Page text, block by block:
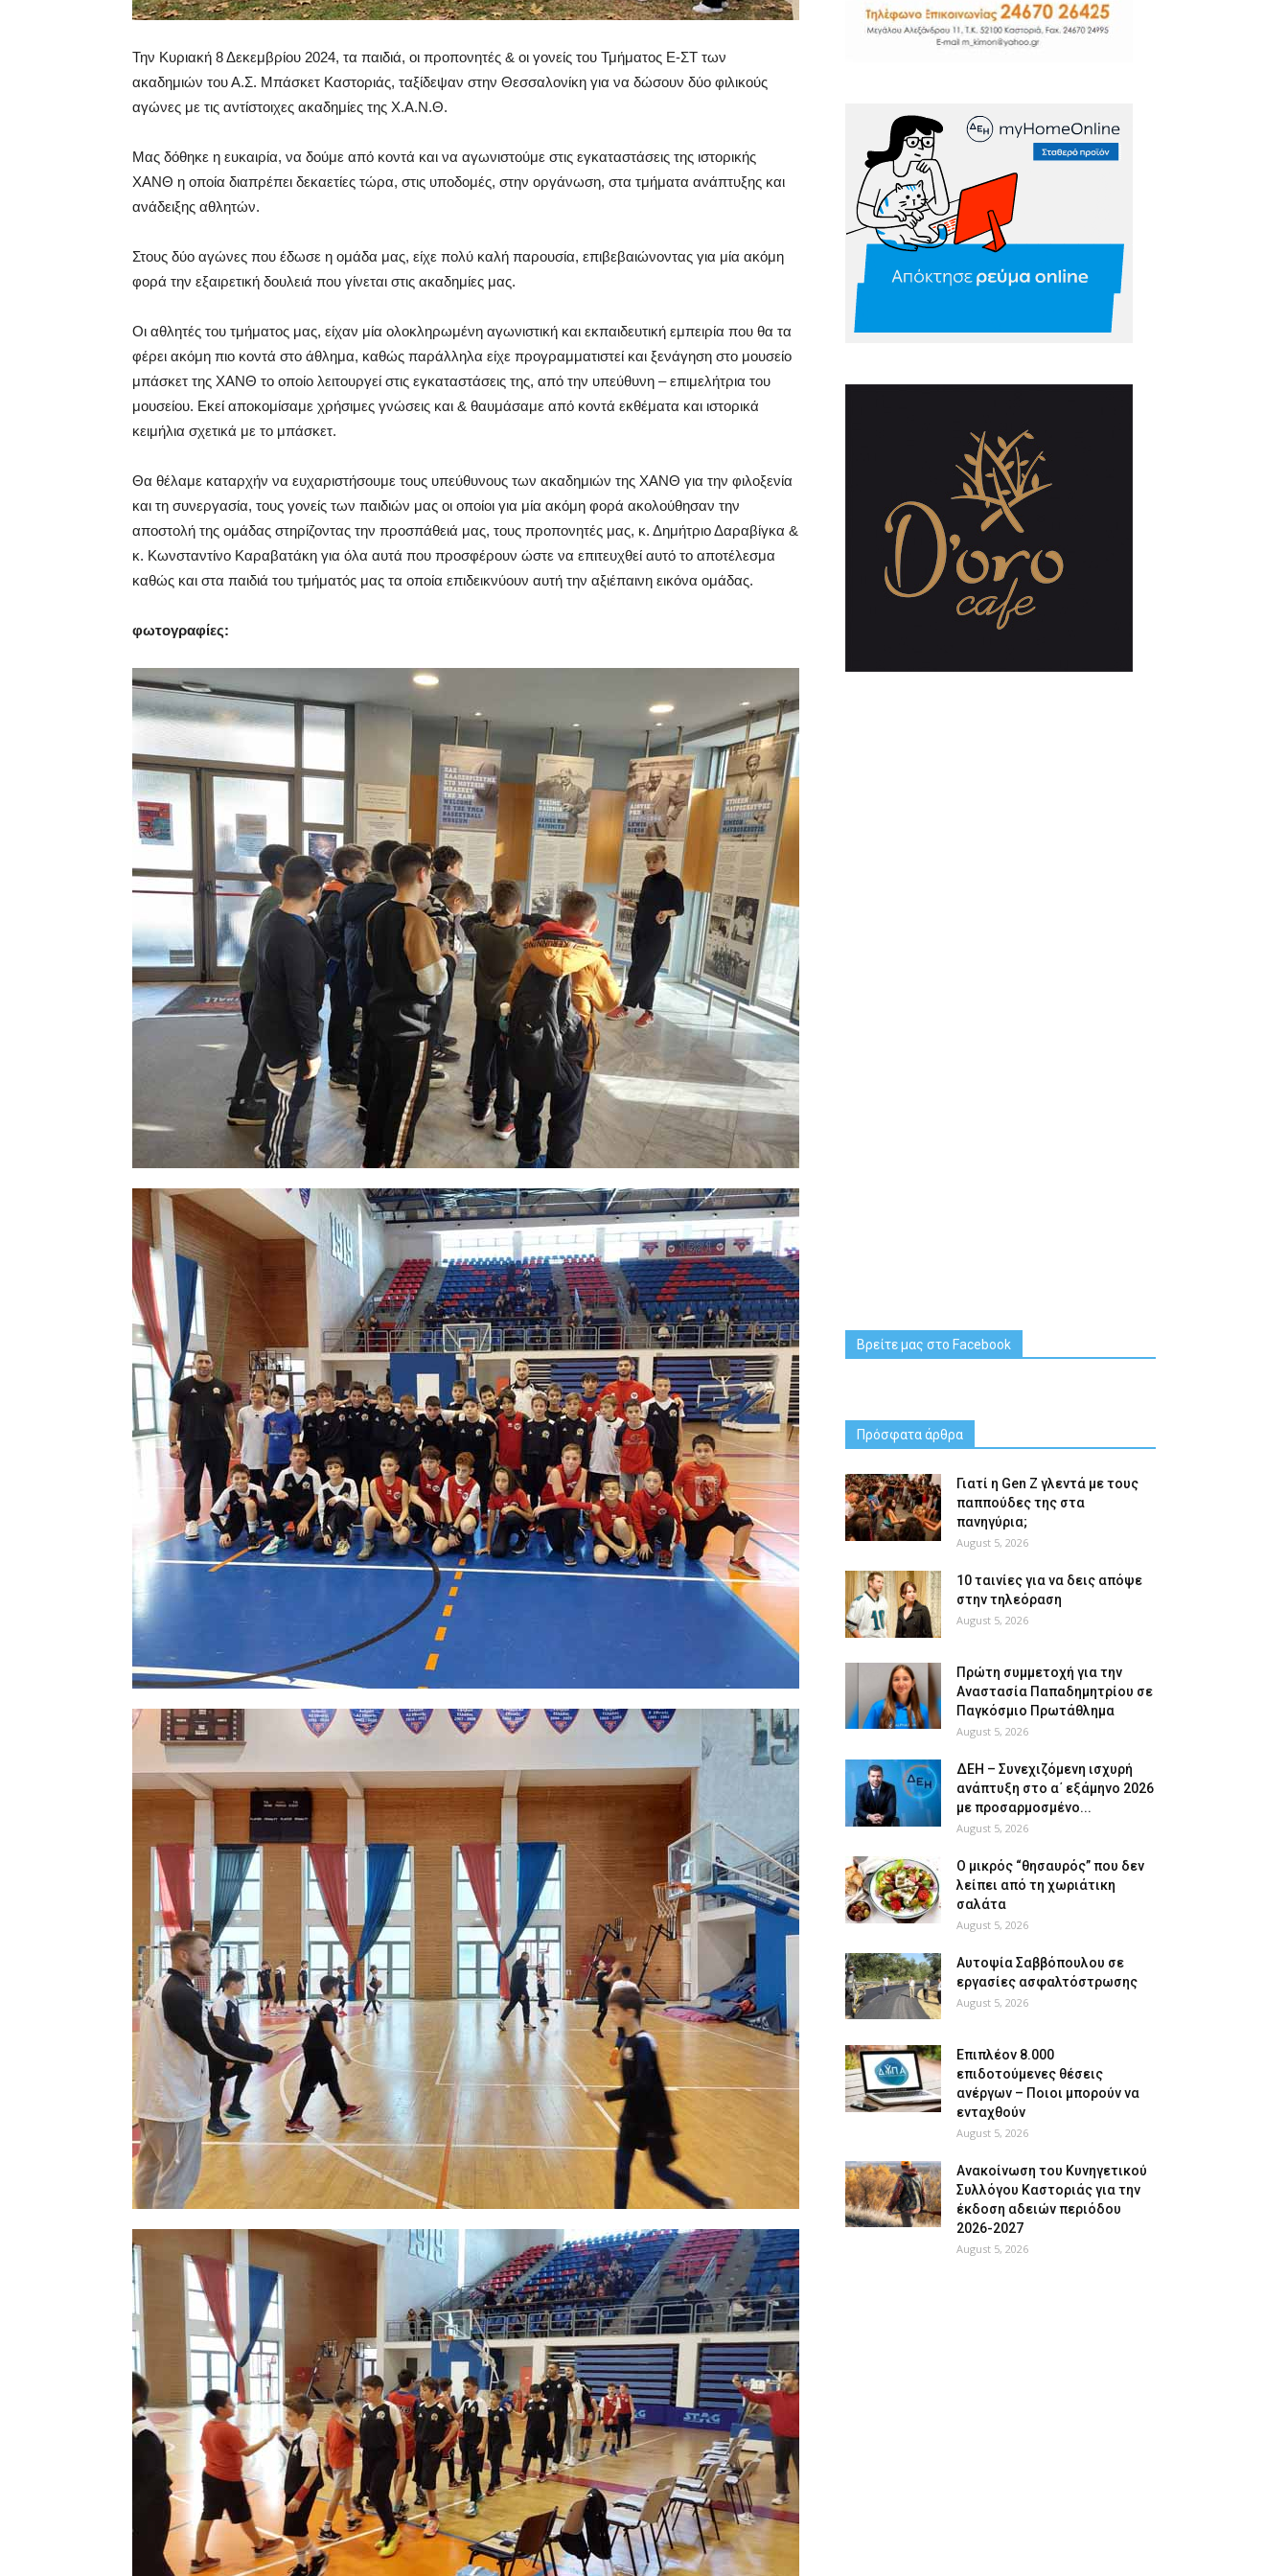
Την Κυριακή 8 Δεκεμβρίου 2024, τα παιδιά, οι προπονητές & οι γονείς του Τμήματος Ε-ΣΤ των
ακαδημιών του Α.Σ. Μπάσκετ Καστοριάς, ταξίδεψαν στην Θεσσαλονίκη για να δώσουν δύο φιλικούς
αγώνες με τις αντίστοιχες ακαδημίες της Χ.Α.Ν.Θ.
Μας δόθηκε η ευκαιρία, να δούμε από κοντά και να αγωνιστούμε στις εγκαταστάσεις της ιστορικής
ΧΑΝΘ η οποία διαπρέπει δεκαετίες τώρα, στις υποδομές, στην οργάνωση, στα τμήματα ανάπτυξης και
ανάδειξης αθλητών.
Στους δύο αγώνες που έδωσε η ομάδα μας, είχε πολύ καλή παρουσία, επιβεβαιώνοντας για μία ακόμη
φορά την εξαιρετική δουλειά που γίνεται στις ακαδημίες μας.
Οι αθλητές του τμήματος μας, είχαν μία ολοκληρωμένη αγωνιστική και εκπαιδευτική εμπειρία που θα τα
φέρει ακόμη πιο κοντά στο άθλημα, καθώς παράλληλα είχε προγραμματιστεί και ξενάγηση στο μουσείο
μπάσκετ της ΧΑΝΘ το οποίο λειτουργεί στις εγκαταστάσεις της, από την υπεύθυνη – επιμελήτρια του
μουσείου. Εκεί αποκομίσαμε χρήσιμες γνώσεις και & θαυμάσαμε από κοντά εκθέματα και ιστορικά
κειμήλια σχετικά με το μπάσκετ.
Θα θέλαμε καταρχήν να ευχαριστήσουμε τους υπεύθυνους των ακαδημιών της ΧΑΝΘ για την φιλοξενία
και τη συνεργασία, τους γονείς των παιδιών μας οι οποίοι για μία ακόμη φορά ακολούθησαν την
αποστολή της ομάδας στηρίζοντας την προσπάθειά μας, τους προπονητές μας, κ. Δημήτριο Δαραβίγκα &
κ. Κωνσταντίνο Καραβατάκη για όλα αυτά που προσφέρουν ώστε να επιτευχθεί αυτό το αποτέλεσμα
καθώς και στα παιδιά του τμήματός μας τα οποία επιδεικνύουν αυτή την αξιέπαινη εικόνα ομάδας.
φωτογραφίες:
Βρείτε μας στο Facebook
Πρόσφατα άρθρα
Γιατί η Gen Z γλεντά με τους
παππούδες της στα
πανηγύρια;
August 5, 2026
10 ταινίες για να δεις απόψε
στην τηλεόραση
August 5, 2026
Πρώτη συμμετοχή για την
Αναστασία Παπαδημητρίου σε
Παγκόσμιο Πρωτάθλημα
August 5, 2026
ΔΕΗ – Συνεχιζόμενη ισχυρή
ανάπτυξη στο α΄ εξάμηνο 2026
με προσαρμοσμένο...
August 5, 2026
O μικρός “θησαυρός” που δεν
λείπει από τη χωριάτικη
σαλάτα
August 5, 2026
Αυτοψία Σαββόπουλου σε
εργασίες ασφαλτόστρωσης
August 5, 2026
Επιπλέον 8.000
επιδοτούμενες θέσεις
ανέργων – Ποιοι μπορούν να
ενταχθούν
August 5, 2026
Ανακοίνωση του Κυνηγετικού
Συλλόγου Καστοριάς για την
έκδοση αδειών περιόδου
2026-2027
August 5, 2026